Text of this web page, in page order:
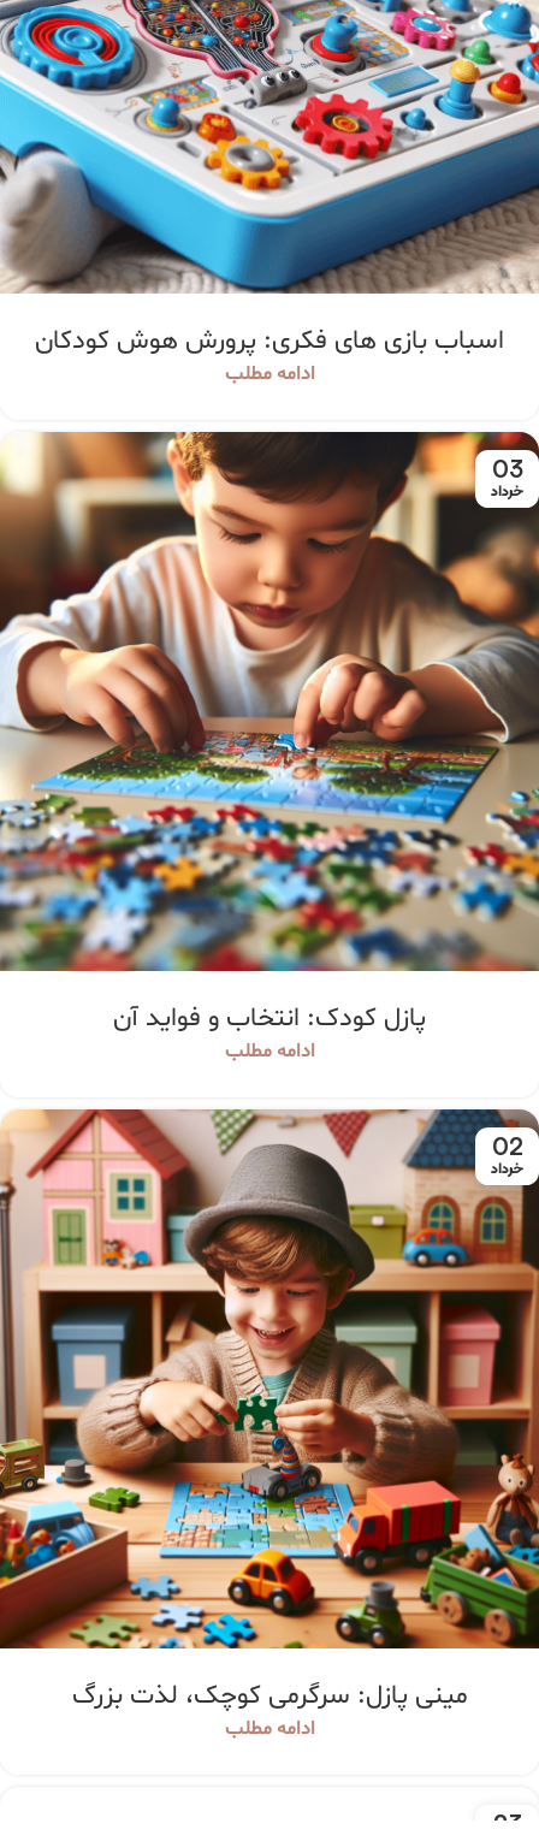
اسباب بازی های فکری: پرورش هوش کودکان
ادامه مطلب
03
خرداد
پازل کودک: انتخاب و فواید آن
ادامه مطلب
02
خرداد
مینی پازل: سرگرمی کوچک، لذت بزرگ
ادامه مطلب
23